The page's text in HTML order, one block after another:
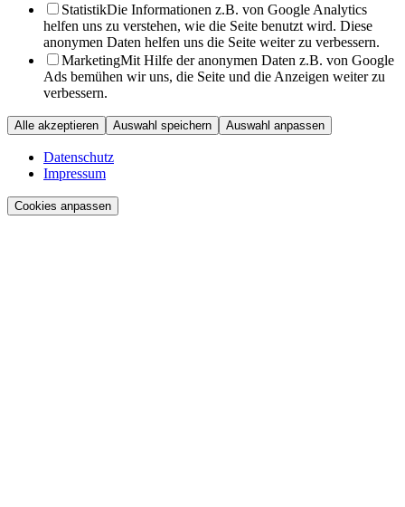
StatistikDie Informationen z.B. von Google Analytics
helfen uns zu verstehen, wie die Seite benutzt wird. Diese
anonymen Daten helfen uns die Seite weiter zu verbessern.
MarketingMit Hilfe der anonymen Daten z.B. von Google
Ads bemühen wir uns, die Seite und die Anzeigen weiter zu
verbessern.
Alle akzeptieren Auswahl speichern Auswahl anpassen
Datenschutz
Impressum
Cookies anpassen